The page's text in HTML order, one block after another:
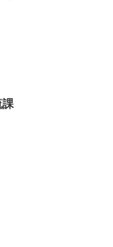
課